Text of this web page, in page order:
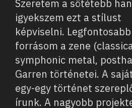
Szeretem a sötétebb
igyekszem ezt a stílust
képviselni.
forrásom a zene
symphonic metal,
Garren történetei. A
egy-egy történet
írunk. A nagyobb